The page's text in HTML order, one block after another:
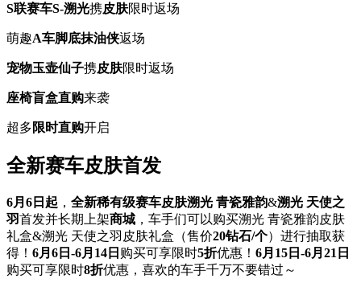
S联赛车S-溯光携皮肤限时返场
萌趣A车脚底抹油侠返场
宠物玉壶仙子携皮肤限时返场
座椅盲盒直购来袭
超多限时直购开启
全新赛车皮肤首发
6月6日起 ， 全新稀有级赛车皮肤溯光 青瓷雅韵&溯光 天使之
羽首发并长期上架商城 ，车手们可以购买溯光 青瓷雅韵皮肤
礼盒&溯光 天使之羽皮肤礼盒（售价20钻石/个）进行抽取获
得！ 6月6日-6月14日 购买可享限时5折优惠！ 6月15日-6月21日
购买可享限时8折优惠，喜欢的车手千万不要错过～